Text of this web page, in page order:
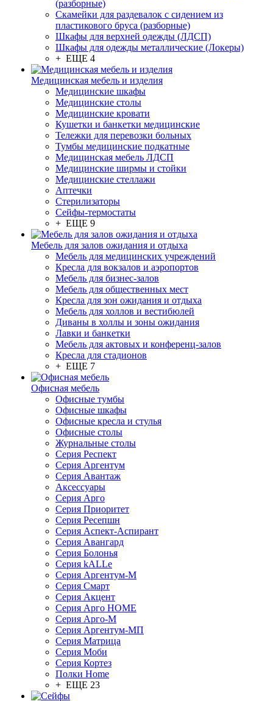
(разборные)
Скамейки для раздевалок с сидением из
пластикового бруса (разборные)
Шкафы для верхней одежды (ЛДСП)
Шкафы для одежды металлические (Локеры)
+ ЕЩЕ 4
Медицинская мебель и изделия
Медицинские шкафы
Медицинские столы
Медицинские кровати
Кушетки и банкетки медицинские
Тележки для перевозки больных
Тумбы медицинские подкатные
Медицинская мебель ЛДСП
Медицинские ширмы и стойки
Медицинские стеллажи
Аптечки
Стерилизаторы
Сейфы-термостаты
+ ЕЩЕ 9
Мебель для залов ожидания и отдыха
Мебель для медицинских учреждений
Кресла для вокзалов и аэропортов
Мебель для бизнес-залов
Мебель для общественных мест
Кресла для зон ожидания и отдыха
Мебель для холлов и вестибюлей
Диваны в холлы и зоны ожидания
Лавки и банкетки
Мебель для актовых и конференц-залов
Кресла для стадионов
+ ЕЩЕ 7
Офисная мебель
Офисные тумбы
Офисные шкафы
Офисные кресла и стулья
Офисные столы
Журнальные столы
Серия Респект
Серия Аргентум
Серия Авантаж
Аксессуары
Серия Арго
Серия Приоритет
Серия Ресепшн
Серия Аспект-Аспирант
Серия Авангард
Серия Болонья
Серия kALLe
Серия Аргентум-М
Серия Смарт
Серия Акцент
Серия Арго HOME
Серия Арго-М
Серия Аргентум-МП
Серия Матрица
Серия Моби
Серия Кортез
Полки Home
+ ЕЩЕ 23